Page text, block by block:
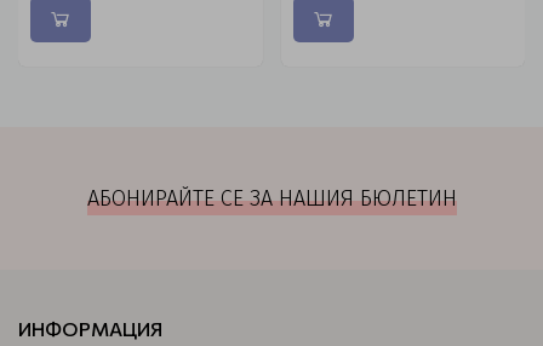
АБОНИРАЙТЕ СЕ ЗА НАШИЯ БЮЛЕТИН
ИНФОРМАЦИЯ